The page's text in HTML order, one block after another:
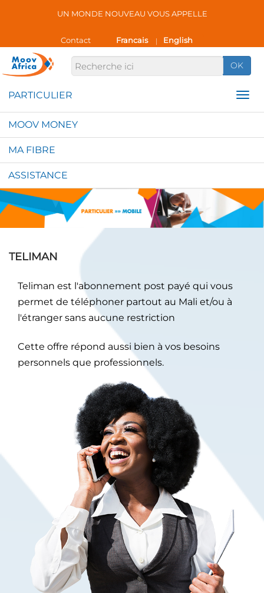
UN MONDE NOUVEAU VOUS APPELLE
Contact Francais | English
OK
MOOV MONEY
MA FIBRE
ASSISTANCE
TELIMAN
Teliman est l'abonnement post payé qui vous
permet de téléphoner partout au Mali et/ou à
l'étranger sans aucune restriction
Cette offre répond aussi bien à vos besoins
personnels que professionnels.